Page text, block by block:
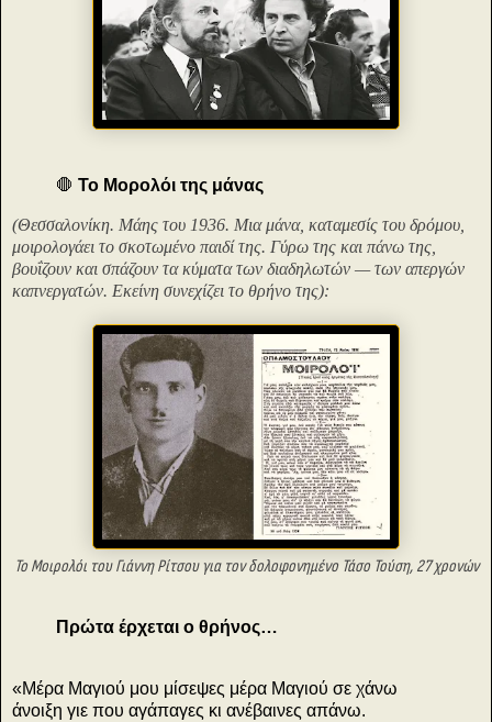
🛑 Το Μορολόι της μάνας
(Θεσσαλονίκη. Μάης του 1936. Μια μάνα, καταμεσίς του δρόμου,
μοιρολογάει το σκοτωμένο παιδί της. Γύρω της και πάνω της,
βουΐζουν και σπάζουν τα κύματα των διαδηλωτών — των απεργών
καπνεργατών. Εκείνη συνεχίζει το θρήνο της):
Το Μοιρολόι του Γιάννη Ρίτσου για τονδολοφονημένο Τάσο Τούση, 27 χρονών
Πρώτα έρχεται ο θρήνος…
«Μέρα Μαγιού μου μίσεψες μέρα Μαγιού σε χάνω
άνοιξη γιε που αγάπαγες κι ανέβαινες απάνω.